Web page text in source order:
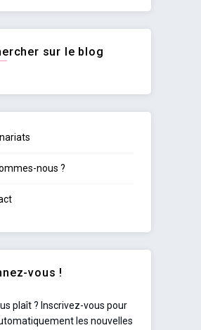
sur le blog
nous ?
vous !
plaît ? Inscrivez-vous pour
les nouvelles